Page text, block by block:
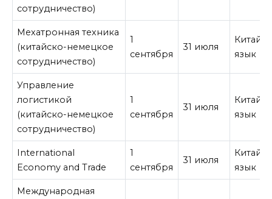
сотрудничество)
Мехатронная техника
(китайско-немецкое
сотрудничество)
1
сентября
31 июля
язык
Управление
логистикой
(китайско-немецкое
сотрудничество)
1
сентября
31 июля
язык
International
Economy and Trade
1
сентября
31 июля
язык
Международная